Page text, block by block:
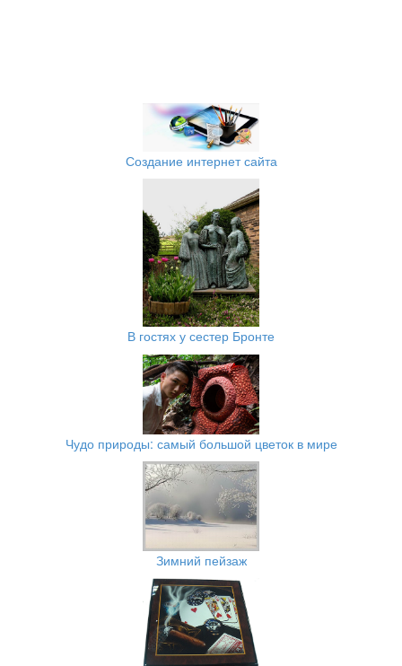
Создание интернет сайта
В гостях у сестер Бронте
Чудо природы: самый большой цветок в мире
Зимний пейзаж